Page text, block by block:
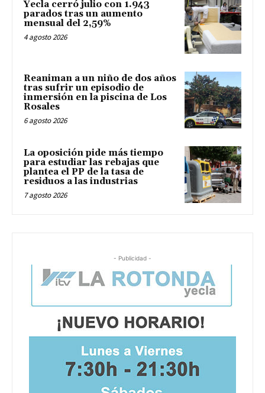
Yecla cerró julio con 1.943
parados tras un aumento
mensual del 2,59%
4 agosto 2026
Reaniman a un niño de dos años
tras sufrir un episodio de
inmersión en la piscina de Los
Rosales
6 agosto 2026
La oposición pide más tiempo
para estudiar las rebajas que
plantea el PP de la tasa de
residuos a las industrias
7 agosto 2026
- Publicidad -